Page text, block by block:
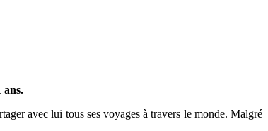
ans.
avec lui tous ses voyages à travers le monde. Malgré